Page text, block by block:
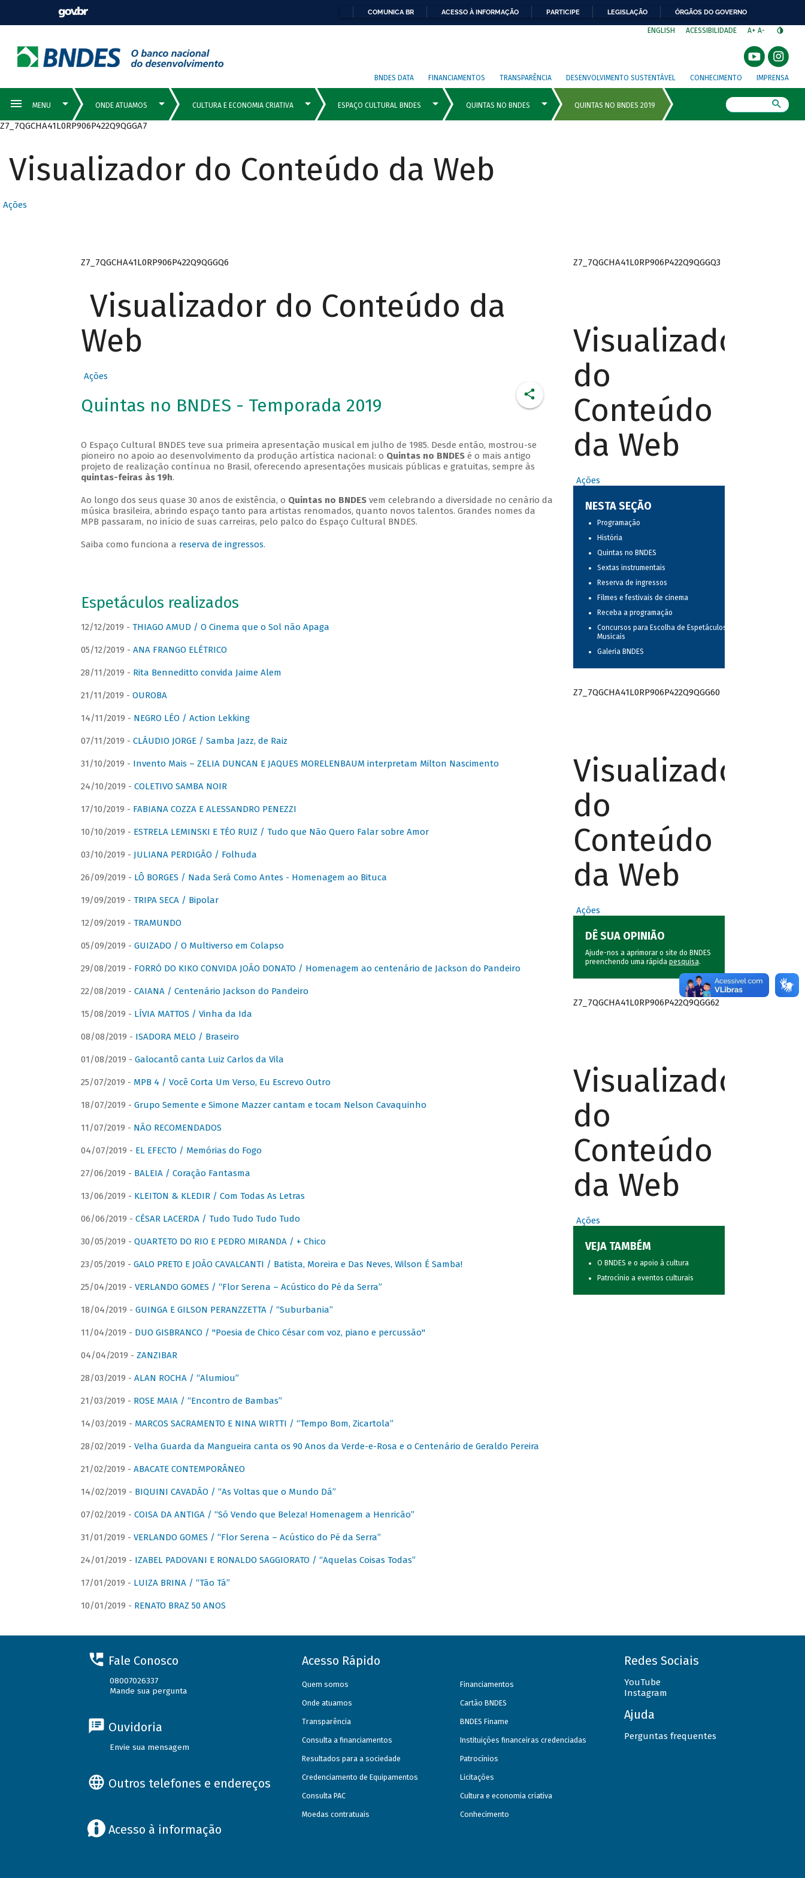
COMUNICA BR ACESSO À INFORMAÇÃO PARTICIPE LEGISLAÇÃO ÓRGÃOS DO GOVERNO
ENGLISH ACESSIBILIDADE A+ A-
BNDES DATA FINANCIAMENTOS TRANSPARÊNCIA DESENVOLVIMENTO SUSTENTÁVEL CONHECIMENTO IMPRENSA
Z7_7QGCHA41L0RP906P422Q9QGGA7
Visualizador do Conteúdo da Web
Ações
Z7_7QGCHA41L0RP906P422Q9QGGQ6
Visualizador do Conteúdo da
Web
Ações
Quintas no BNDES - Temporada 2019
O Espaço Cultural BNDES teve sua primeira apresentação musical em julho de 1985. Desde então, mostrou-se
pioneiro no apoio ao desenvolvimento da produção artística nacional: o Quintas no BNDESé o mais antigo
projeto de realização contínua no Brasil, oferecendo apresentações musicais públicas e gratuitas, sempre às
quintas-feiras às 19h.
Ao longo dos seus quase 30 anos de existência, o Quintas no BNDESvem celebrando a diversidade no cenário da
música brasileira, abrindo espaço tanto para artistas renomados, quanto novos talentos. Grandes nomes da
MPB passaram, no início de suas carreiras, pelo palco do Espaço Cultural BNDES.
Saiba como funciona a reserva de ingressos.
Espetáculos realizados
12/12/2019 - THIAGO AMUD / O Cinema que o Sol não Apaga
05/12/2019 - ANA FRANGO ELÉTRICO
28/11/2019 - Rita Benneditto convida Jaime Alem
21/11/2019 - OUROBA
14/11/2019 - NEGRO LÉO / Action Lekking
07/11/2019 - CLÁUDIO JORGE / Samba Jazz, de Raiz
31/10/2019 - Invento Mais – ZELIA DUNCAN E JAQUES MORELENBAUM interpretam Milton Nascimento
24/10/2019 - COLETIVO SAMBA NOIR
17/10/2019 - FABIANA COZZA E ALESSANDRO PENEZZI
10/10/2019 - ESTRELA LEMINSKI E TÉO RUIZ / Tudo que Não Quero Falar sobre Amor
03/10/2019 - JULIANA PERDIGÃO / Folhuda
26/09/2019 - LÔ BORGES / Nada Será Como Antes - Homenagem ao Bituca
19/09/2019 - TRIPA SECA / Bipolar
12/09/2019 - TRAMUNDO
05/09/2019 - GUIZADO / O Multiverso em Colapso
29/08/2019 - FORRÓ DO KIKO CONVIDA JOÃO DONATO / Homenagem ao centenário de Jackson do Pandeiro
22/08/2019 - CAIANA / Centenário Jackson do Pandeiro
15/08/2019 - LÍVIA MATTOS / Vinha da Ida
08/08/2019 - ISADORA MELO / Braseiro
01/08/2019 - Galocantô canta Luiz Carlos da Vila
25/07/2019 - MPB 4 / Você Corta Um Verso, Eu Escrevo Outro
18/07/2019 - Grupo Semente e Simone Mazzer cantam e tocam Nelson Cavaquinho
11/07/2019 - NÃO RECOMENDADOS
04/07/2019 - EL EFECTO / Memórias do Fogo
27/06/2019 - BALEIA / Coração Fantasma
13/06/2019 - KLEITON & KLEDIR / Com Todas As Letras
06/06/2019 - CÉSAR LACERDA / Tudo Tudo Tudo Tudo
30/05/2019 - QUARTETO DO RIO E PEDRO MIRANDA / + Chico
23/05/2019 - GALO PRETO E JOÃO CAVALCANTI / Batista, Moreira e Das Neves, Wilson É Samba!
25/04/2019 - VERLANDO GOMES / “Flor Serena – Acústico do Pé da Serra”
18/04/2019 - GUINGA E GILSON PERANZZETTA / “Suburbania”
11/04/2019 - DUO GISBRANCO / "Poesia de Chico César com voz, piano e percussão"
04/04/2019 - ZANZIBAR
28/03/2019 - ALAN ROCHA / “Alumiou”
21/03/2019 - ROSE MAIA / “Encontro de Bambas”
14/03/2019 - MARCOS SACRAMENTO E NINA WIRTTI / “Tempo Bom, Zicartola”
28/02/2019 - Velha Guarda da Mangueira canta os 90 Anos da Verde-e-Rosa e o Centenário de Geraldo Pereira
21/02/2019 - ABACATE CONTEMPORÂNEO
14/02/2019 - BIQUINI CAVADÃO / “As Voltas que o Mundo Dá”
07/02/2019 - COISA DA ANTIGA / “Só Vendo que Beleza! Homenagem a Henricão”
31/01/2019 - VERLANDO GOMES / “Flor Serena – Acústico do Pé da Serra”
24/01/2019 - IZABEL PADOVANI E RONALDO SAGGIORATO / “Aquelas Coisas Todas”
17/01/2019 - LUIZA BRINA / “Tão Tá”
10/01/2019 - RENATO BRAZ 50 ANOS
Z7_7QGCHA41L0RP906P422Q9QGGQ3
Visualizador
do
Conteúdo
da Web
Ações
NESTA SEÇÃO
Programação
História
Quintas no BNDES
Sextas instrumentais
Reserva de ingressos
Filmes e festivais de cinema
Receba a programação
Concursos para Escolha de Espetáculos
Musicais
Galeria BNDES
Z7_7QGCHA41L0RP906P422Q9QGG60
Visualizador
do
Conteúdo
da Web
Ações
DÊ SUA OPINIÃO
Ajude-nos a aprimorar o site do BNDES
preenchendo uma rápida pesquisa.
Z7_7QGCHA41L0RP906P422Q9QGG62
Visualizador
do
Conteúdo
da Web
Ações
VEJA TAMBÉM
O BNDES e o apoio à cultura
Patrocínio a eventos culturais
Fale Conosco
08007026337
Mande sua pergunta
Ouvidoria
Envie sua mensagem
Outros telefones e endereços
Acesso à informação
Acesso Rápido
Quem somos
Onde atuamos
Transparência
Consulta a financiamentos
Resultados para a sociedade
Credenciamento de Equipamentos
Consulta PAC
Moedas contratuais
Financiamentos
Cartão BNDES
BNDES Finame
Instituições financeiras credenciadas
Patrocínios
Licitações
Cultura e economia criativa
Conhecimento
Redes Sociais
YouTube
Instagram
Ajuda
Perguntas frequentes